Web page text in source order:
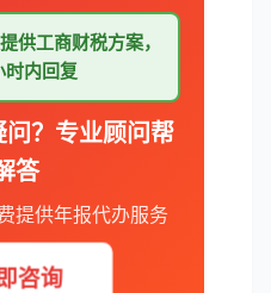
供工商财税方案，
内回复
？专业顾问帮
答
提供年报代办服务
咨询